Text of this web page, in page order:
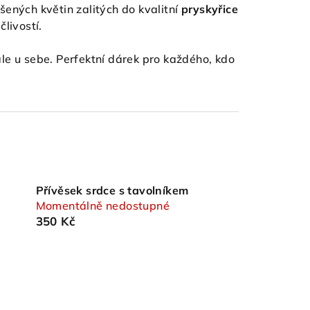
květin zalitých do kvalitní pryskyřice
u sebe. Perfektní dárek pro každého, kdo
Přívěsek srdce s tavolníkem
Momentálně nedostupné
350 Kč